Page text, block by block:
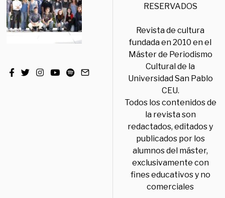
RESERVADOS
Revista de cultura
fundada en 2010 en el
Máster de Periodismo
Cultural de la
Universidad San Pablo
CEU.
Todos los contenidos de
la revista son
redactados, editados y
publicados por los
alumnos del máster,
exclusivamente con
fines educativos y no
comerciales